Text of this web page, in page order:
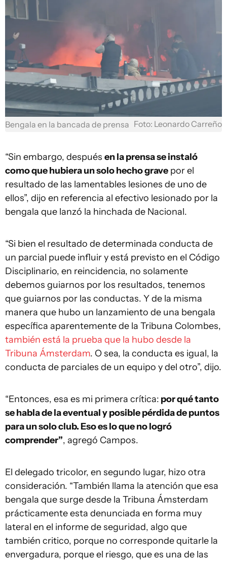
Bengala en la bancada de prensa Foto: Leonardo Carreño
“Sin embargo, después en la prensa se instaló
como que hubiera un solo hecho grave por el
resultado de las lamentables lesiones de uno de
ellos”, dijo en referencia al efectivo lesionado por la
bengala que lanzó la hinchada de Nacional.
“Si bien el resultado de determinada conducta de
un parcial puede influir y está previsto en el Código
Disciplinario, en reincidencia, no solamente
debemos guiarnos por los resultados, tenemos
que guiarnos por las conductas. Y de la misma
manera que hubo un lanzamiento de una bengala
específica aparentemente de la Tribuna Colombes,
también está la prueba que la hubo desde la
Tribuna Ámsterdam. O sea, la conducta es igual, la
conducta de parciales de un equipo y del otro”, dijo.
“Entonces, esa es mi primera crítica: por qué tanto
se habla de la eventual y posible pérdida de puntos
para un solo club. Eso es lo que no logró
comprender”, agregó Campos.
El delegado tricolor, en segundo lugar, hizo otra
consideración. “También llama la atención que esa
bengala que surge desde la Tribuna Ámsterdam
prácticamente esta denunciada en forma muy
lateral en el informe de seguridad, algo que
también critico, porque no corresponde quitarle la
envergadura, porque el riesgo, que es una de las